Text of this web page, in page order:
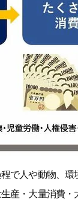
で人や動物、
産・大量消費